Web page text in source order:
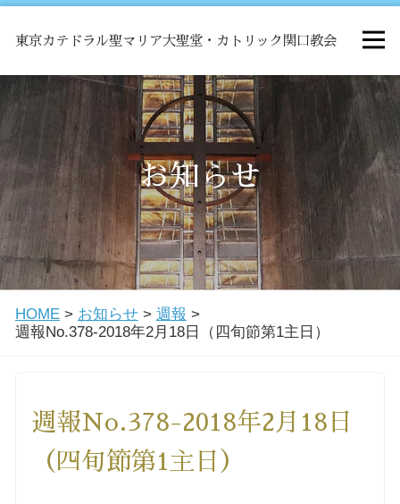
東京カテドラル聖マリア大聖堂・カトリック関口教会
HOME
ミサ
お知らせ
関口教会について
教会学校・中高生会
洗礼を希望される方
お知らせ
HOME> お知らせ> 週報 >
週報No.378-2018年2月18日（四旬節第1主日）
週報No.378-2018年2月18日
（四旬節第1主日）